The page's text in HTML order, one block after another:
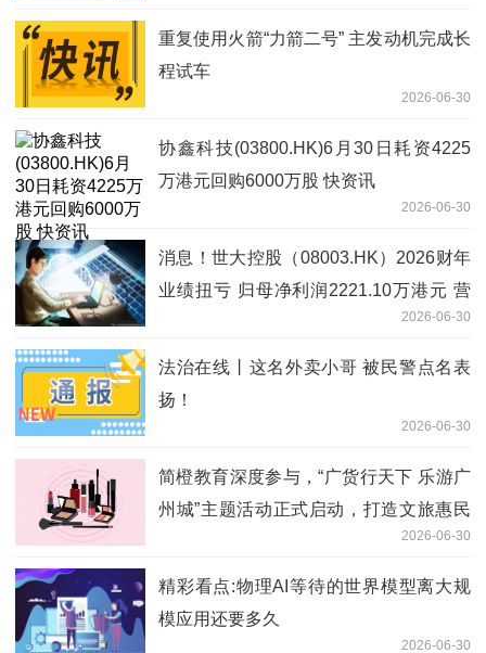
重复使用火箭“力箭二号” 主发动机完成长
程试车
2026-06-30
协鑫科技(03800.HK)6月30日耗资4225
万港元回购6000万股 快资讯
2026-06-30
消息！世大控股（08003.HK）2026财年
业绩扭亏 归母净利润2221.10万港元 营
2026-06-30
法治在线丨这名外卖小哥 被民警点名表
扬！
2026-06-30
简橙教育深度参与，“广货行天下 乐游广
州城”主题活动正式启动，打造文旅惠民
2026-06-30
精彩看点:物理AI等待的世界模型离大规
模应用还要多久
2026-06-30